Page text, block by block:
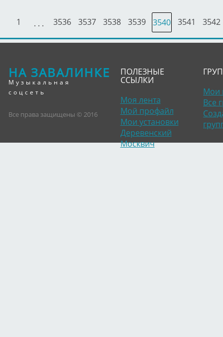
1 . . . 3536 3537 3538 3539 3540 3541 3542
НА ЗАВАЛИНКЕ
Музыкальная
соцсеть
Все права защищены © 2016
ПОЛЕЗНЫЕ
ССЫЛКИ
Моя лента
Мой профайл
Мои установки
Деревенский
Москвич
Мои
Все